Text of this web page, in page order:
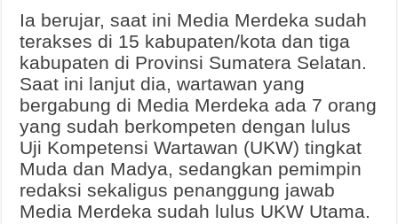
Ia berujar, saat ini Media Merdeka sudah
terakses di 15 kabupaten/kota dan tiga
kabupaten di Provinsi Sumatera Selatan.
Saat ini lanjut dia, wartawan yang
bergabung di Media Merdeka ada 7 orang
yang sudah berkompeten dengan lulus
Uji Kompetensi Wartawan (UKW) tingkat
Muda dan Madya, sedangkan pemimpin
redaksi sekaligus penanggung jawab
Media Merdeka sudah lulus UKW Utama.